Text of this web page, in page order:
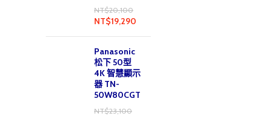
NT$20,100
NT$19,290
Panasonic
松下 50型
4K 智慧顯示
器 TN-
50W80CGT
NT$23,100